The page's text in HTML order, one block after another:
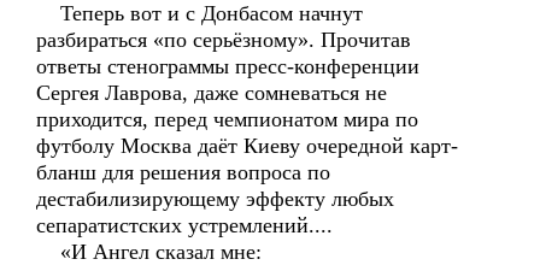
Теперь вот и с Донбасом начнут
разбираться «по серьёзному». Прочитав
ответы стенограммы пресс-конференции
Сергея Лаврова, даже сомневаться не
приходится, перед чемпионатом мира по
футболу Москва даёт Киеву очередной карт-
бланш для решения вопроса по
дестабилизирующему эффекту любых
сепаратистских устремлений....
«И Ангел сказал мне: